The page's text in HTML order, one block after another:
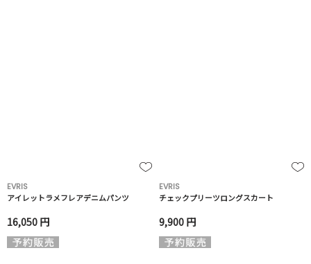
EVRIS
アイレットラメフレアデニムパンツ
16,050 円
EVRIS
チェックプリーツロングスカート
9,900 円